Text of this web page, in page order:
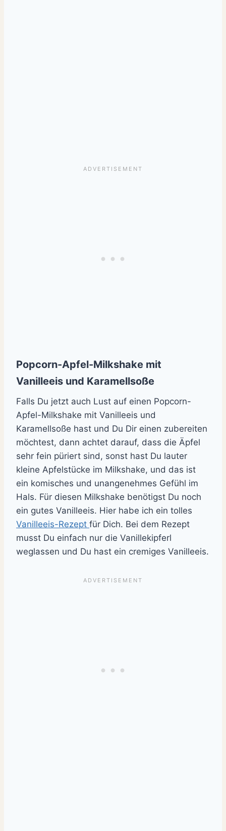
Popcorn-Apfel-Milkshake mit
Vanilleeis und Karamellsoße
Falls Du jetzt auch Lust auf einen Popcorn-
Apfel-Milkshake mit Vanilleeis und
Karamellsoße hast und Du Dir einen zubereiten
möchtest, dann achtet darauf, dass die Äpfel
sehr fein püriert sind, sonst hast Du lauter
kleine Apfelstücke im Milkshake, und das ist
ein komisches und unangenehmes Gefühl im
Hals. Für diesen Milkshake benötigst Du noch
ein gutes Vanilleeis. Hier habe ich ein tolles
Vanilleeis-Rezept für Dich. Bei dem Rezept
musst Du einfach nur die Vanillekipferl
weglassen und Du hast ein cremiges Vanilleeis.